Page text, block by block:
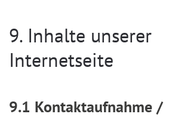
9. Inhalte unserer
Internetseite
9.1 Kontaktaufnahme /